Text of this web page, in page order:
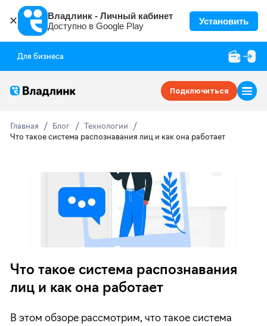
✕
Владлинк - Личный кабинет
Доступно в Google Play
Установить
Для бизнеса
Подключиться
Главная Блог
Технологии
Что такое система распознавания лиц и как она работает
Что такое система распознавания
лиц и как она работает
В этом обзоре рассмотрим, что такое система